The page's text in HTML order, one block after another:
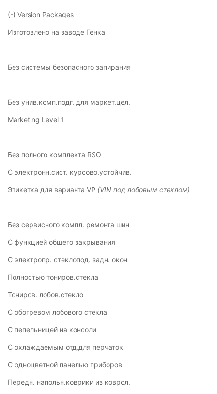
(-) Version Packages
Изготовлено на заводе Генка
Без системы безопасного запирания
Без унив.комп.подг. для маркет.цел.
Marketing Level 1
Без полного комплекта RSO
С электронн.сист. курсово.устойчив.
Этикетка для варианта VP (VIN под лобовым стеклом)
Без сервисного компл. ремонта шин
С функцией общего закрывания
С электропр. стеклопод. задн. окон
Полностью тониров.стекла
Тониров. лобов.стекло
С обогревом лобового стекла
С пепельницей на консоли
С охлаждаемым отд.для перчаток
С одноцветной панелью приборов
Передн. напольн.коврики из коврол.